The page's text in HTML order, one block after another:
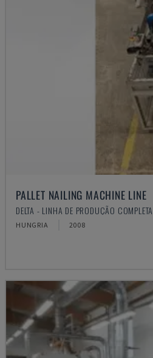
PALLET NAILING MACHINE LINE
DELTA - LINHA DE PRODUÇÃO
HUNGRIA 2008